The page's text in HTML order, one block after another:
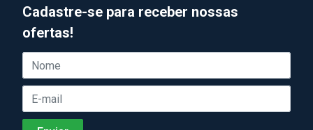
Cadastre-se para receber nossas
ofertas!